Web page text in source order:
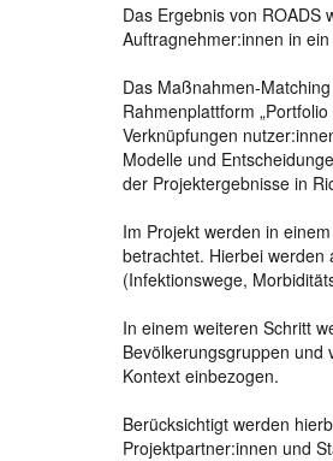
Das Ergebnis von ROADS
Auftragnehmer:innen in
Das Maßnahmen-
Rahmenplattform
Verknüpfungen
Modelle und
der Projektergebnisse in
Im Projekt werden in
betrachtet. Hierbei werden
(Infektionswege,
In einem weiteren Schritt
Bevölkerungsgruppen und
Kontext einbezogen.
Berücksichtigt werden
Projektpartner:innen und